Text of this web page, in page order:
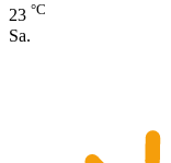
23 °C
Sa.